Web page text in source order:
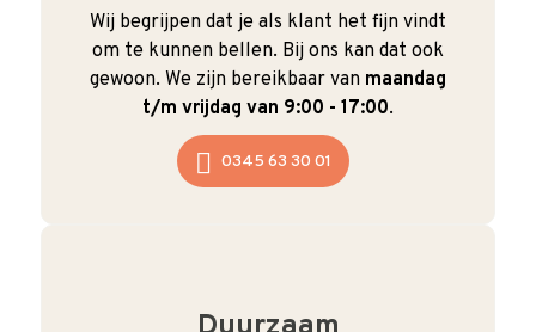
Wij begrijpen dat je als klant het fijn vindt
om te kunnen bellen. Bij ons kan dat ook
gewoon. We zijn bereikbaar van maandag
t/m vrijdag van 9:00 - 17:00.
0345 63 30 01